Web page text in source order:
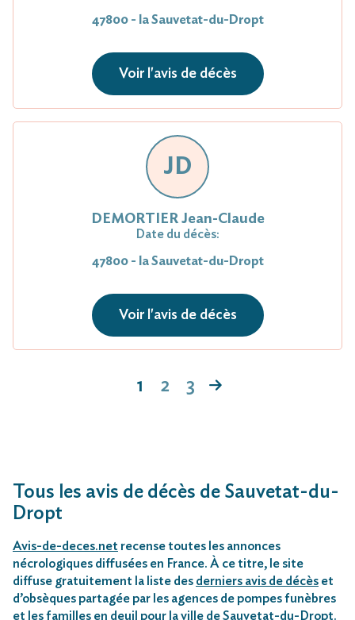
47800 - la Sauvetat-du-Dropt
Voir l'avis de décès
JD
DEMORTIER Jean-Claude
Date du décès:
47800 - la Sauvetat-du-Dropt
Voir l'avis de décès
1 2 3
Tous les avis de décès de Sauvetat-du-
Dropt
Avis-de-deces.net recense toutes les annonces
nécrologiques diffusées en France. À ce titre, le site
diffuse gratuitement la liste des derniers avis de décès et
d’obsèques partagée par les agences de pompes funèbres
et les familles en deuil pour la ville de Sauvetat-du-Dropt.